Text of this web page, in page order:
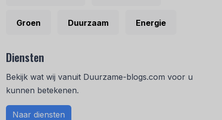
Groen Duurzaam Energie
Diensten
Bekijk wat wij vanuit Duurzame-blogs.com voor u
kunnen betekenen.
Naar diensten